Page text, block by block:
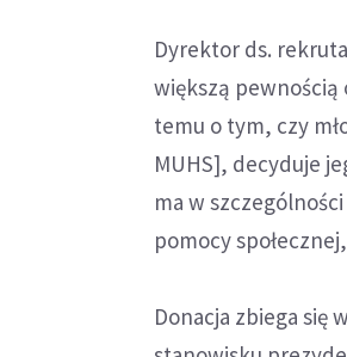
Dyrektor ds.
większą pewnością
temu o tym, czy
MUHS], decyduje
ma w
pomocy
Donacja zbiega się